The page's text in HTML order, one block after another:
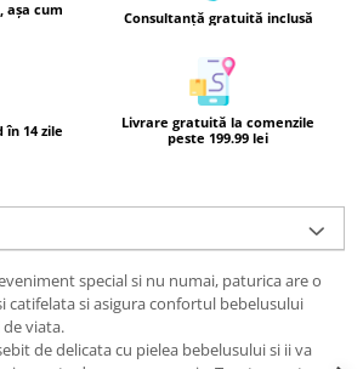
așa cum
Consultanță gratuită inclusă
în 14 zile
Livrare gratuită la comenzile
peste 199.99 lei
special si nu numai, paturica are o
catifelata si asigura confortul bebelusului
viata.
de delicata cu pielea bebelusului si ii va